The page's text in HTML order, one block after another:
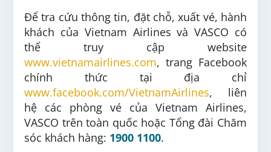
Để tra cứu thông tin, đặt chỗ, xuất vé, hành
khách của Vietnam Airlines và VASCO có
thể truy cập website
www.vietnamairlines.com, trang Facebook
chính thức tại địa chỉ
www.facebook.com/VietnamAirlines, liên
hệ các phòng vé của Vietnam Airlines,
VASCO trên toàn quốc hoặc Tổng đài Chăm
sóc khách hàng: 1900 1100.